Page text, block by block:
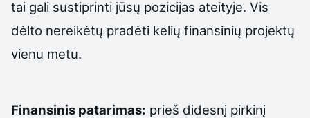
tai gali sustiprinti jūsų pozicijas ateityje. Vis
dėlto nereikėtų pradėti kelių finansinių projektų
vienu metu.
Finansinis patarimas: prieš didesnį pirkinį